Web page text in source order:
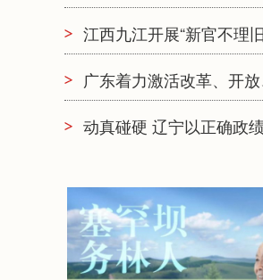
江西九江开展“新官不理
广东着力激活改革、开
动真碰硬 辽宁以正确政